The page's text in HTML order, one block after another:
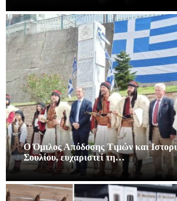
Ο Όμιλος Απόδοσης Τιμών και
Σουλίου, ευχαριστεί τη…